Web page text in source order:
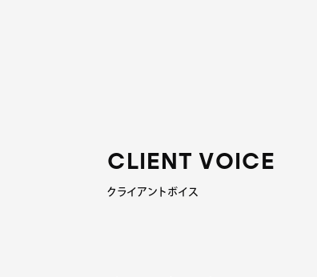
CLIENT VOICE
クライアントボイス